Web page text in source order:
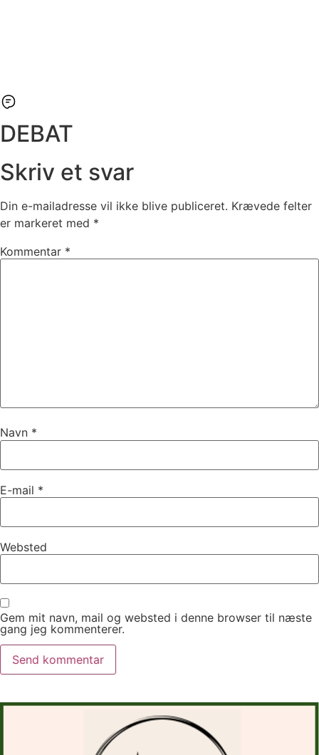
DEBAT
Skriv et svar
Din e-mailadresse vil ikke blive publiceret. Krævede felter
er markeret med *
Kommentar *
Navn *
E-mail *
Websted
Gem mit navn, mail og websted i denne browser til næste
gang jeg kommenterer.